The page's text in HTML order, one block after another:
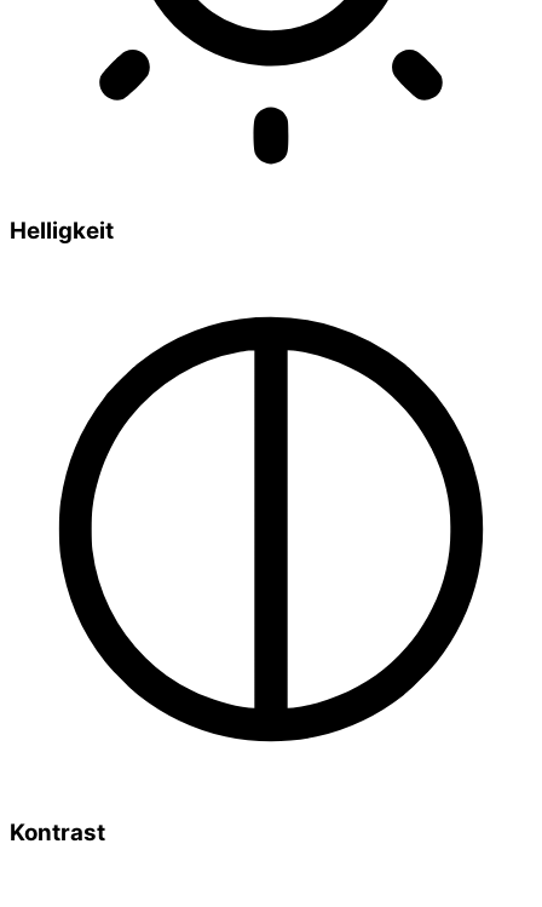
Helligkeit
Kontrast